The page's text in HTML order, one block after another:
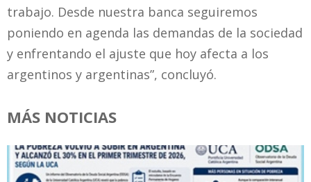
trabajo. Desde nuestra banca seguiremos
poniendo en agenda las demandas de la sociedad
y enfrentando el ajuste que hoy afecta a los
argentinos y argentinas”, concluyó.
MÁS NOTICIAS